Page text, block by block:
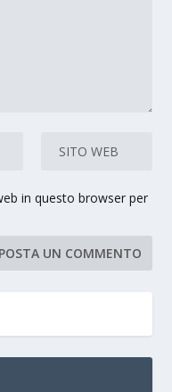
in questo browser per